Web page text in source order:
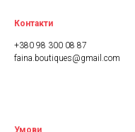
Контакти
+380 98 300 08 87
faina.boutiques@gmail.com
Умови